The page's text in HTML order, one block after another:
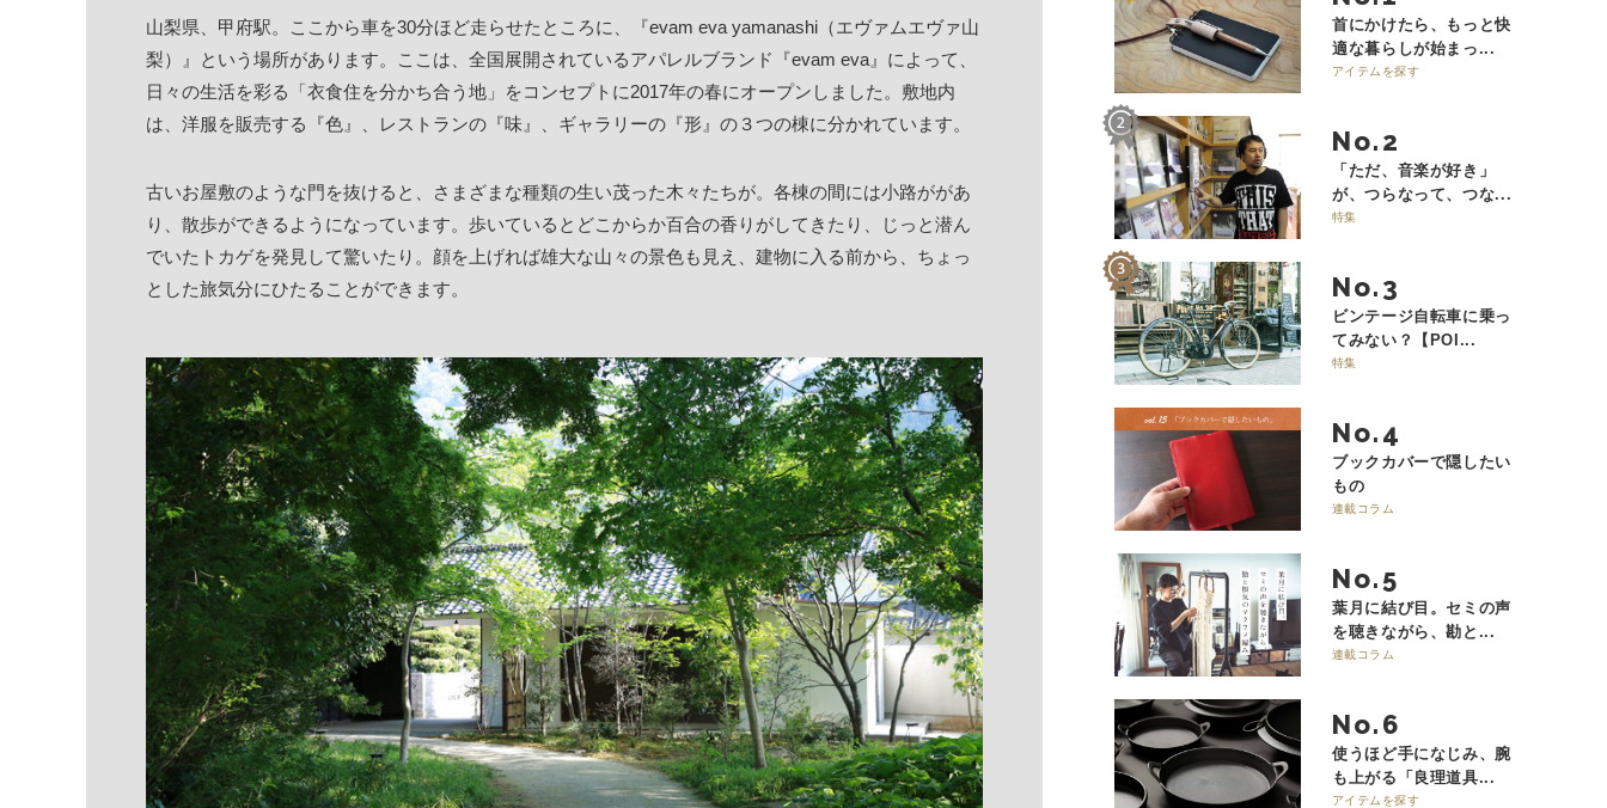
山梨県、甲府駅。ここから車を30分ほど走らせたところに、『evam eva yamanashi（エヴァムエヴァ山
梨）』という場所があります。ここは、全国展開されているアパレルブランド『evam eva』によって、
日々の生活を彩る「衣食住を分かち合う地」をコンセプトに2017年の春にオープンしました。敷地内
は、洋服を販売する『色』、レストランの『味』、ギャラリーの『形』の３つの棟に分かれています。
古いお屋敷のような門を抜けると、さまざまな種類の生い茂った木々たちが。各棟の間には小路ががあ
り、散歩ができるようになっています。歩いているとどこからか百合の香りがしてきたり、じっと潜ん
でいたトカゲを発見して驚いたり。顔を上げれば雄大な山々の景色も見え、建物に入る前から、ちょっ
とした旅気分にひたることができます。
首にかけたら、もっと快
適な暮らしが始まっ...
アイテムを探す
No.
「ただ、音楽が好き」
が、つらなって、つな...
特集
No.
ビンテージ自転車に乗っ
てみない？【POI...
特集
No.
ブックカバーで隠したい
もの
連載コラム
No.
葉月に結び目。セミの声
を聴きながら、勘と...
連載コラム
No.
使うほど手になじみ、腕
も上がる「良理道具...
アイテムを探す